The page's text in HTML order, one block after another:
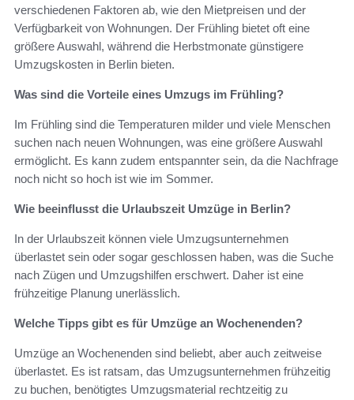
verschiedenen Faktoren ab, wie den Mietpreisen und der
Verfügbarkeit von Wohnungen. Der Frühling bietet oft eine
größere Auswahl, während die Herbstmonate günstigere
Umzugskosten in Berlin bieten.
Was sind die Vorteile eines Umzugs im Frühling?
Im Frühling sind die Temperaturen milder und viele Menschen
suchen nach neuen Wohnungen, was eine größere Auswahl
ermöglicht. Es kann zudem entspannter sein, da die Nachfrage
noch nicht so hoch ist wie im Sommer.
Wie beeinflusst die Urlaubszeit Umzüge in Berlin?
In der Urlaubszeit können viele Umzugsunternehmen
überlastet sein oder sogar geschlossen haben, was die Suche
nach Zügen und Umzugshilfen erschwert. Daher ist eine
frühzeitige Planung unerlässlich.
Welche Tipps gibt es für Umzüge an Wochenenden?
Umzüge an Wochenenden sind beliebt, aber auch zeitweise
überlastet. Es ist ratsam, das Umzugsunternehmen frühzeitig
zu buchen, benötigtes Umzugsmaterial rechtzeitig zu